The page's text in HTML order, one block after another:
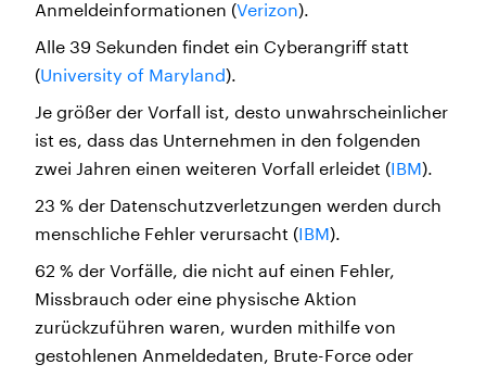
Anmeldeinformationen (Verizon).
Alle 39 Sekunden findet ein Cyberangriff statt
(University of Maryland).
Je größer der Vorfall ist, desto unwahrscheinlicher
ist es, dass das Unternehmen in den folgenden
zwei Jahren einen weiteren Vorfall erleidet (IBM).
23 % der Datenschutzverletzungen werden durch
menschliche Fehler verursacht (IBM).
62 % der Vorfälle, die nicht auf einen Fehler,
Missbrauch oder eine physische Aktion
zurückzuführen waren, wurden mithilfe von
gestohlenen Anmeldedaten, Brute-Force oder